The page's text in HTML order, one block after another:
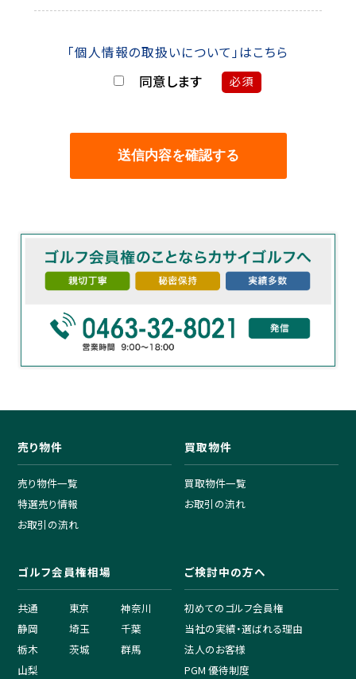
「個人情報の取扱いについて」はこちら
同意します 必須
売り物件
売り物件一覧
特選売り情報
お取引の流れ
買取物件
買取物件一覧
お取引の流れ
ゴルフ会員権相場
共通 東京
神奈川
静岡
埼玉
千葉
栃木
茨城
群馬
山梨
ご検討中の方へ
初めてのゴルフ会員権
当社の実績・選ばれる理由
法人のお客様
PGM 優待制度